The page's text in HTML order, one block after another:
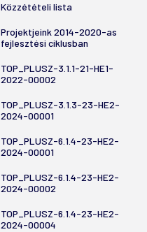
Közzétételi lista
Projektjeink 2014-2020-as
fejlesztési ciklusban
TOP_PLUSZ-3.1.1-21-HE1-
2022-00002
TOP_PLUSZ-3.1.3-23-HE2-
2024-00001
TOP_PLUSZ-6.1.4-23-HE2-
2024-00001
TOP_PLUSZ-6.1.4-23-HE2-
2024-00002
TOP_PLUSZ-6.1.4-23-HE2-
2024-00004